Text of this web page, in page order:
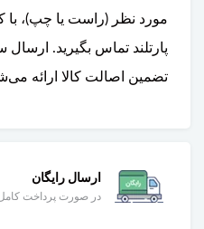
مورد نظر (راست یا چپ)،
پارتلند تماس بگیرید.
تضمین اصالت کالا ارائه
ارسال رایگان
در صورت پرداخت